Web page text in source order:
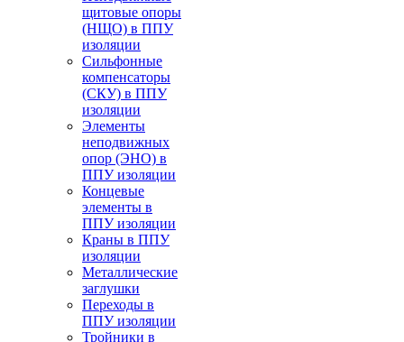
щитовые опоры
(НЩО) в ППУ
изоляции
Cильфонные
компенсаторы
(СКУ) в ППУ
изоляции
Элементы
неподвижных
опор (ЭНО) в
ППУ изоляции
Концевые
элементы в
ППУ изоляции
Краны в ППУ
изоляции
Металлические
заглушки
Переходы в
ППУ изоляции
Тройники в